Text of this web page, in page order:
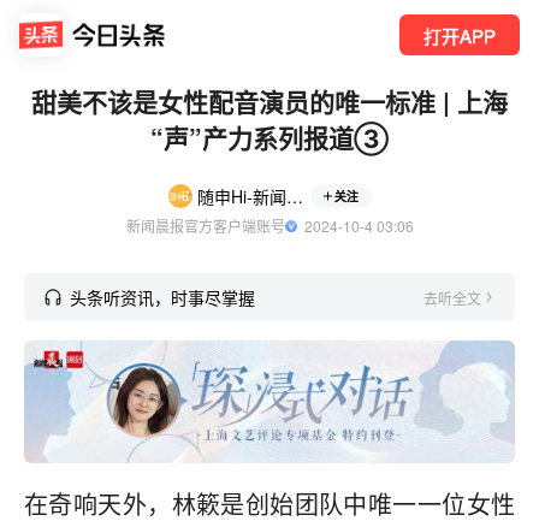
打开APP
甜美不该是女性配音演员的唯一标准 | 上海
“声”产力系列报道③
随申Hi-新闻晨报 关注
新闻晨报官方客户端账号
  2024-10-4 03:06
头条听资讯，时事尽掌握 去听全文
在奇响天外，林簌是创始团队中唯一一位女性